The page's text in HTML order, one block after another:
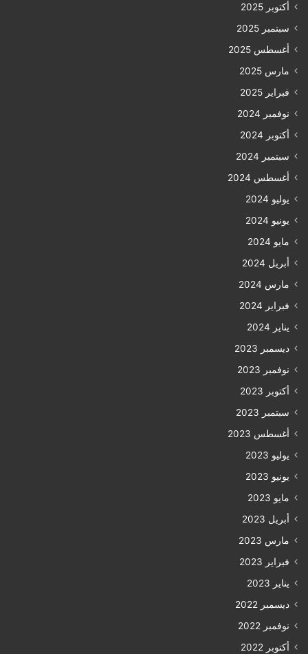
أكتوبر 2025
سبتمبر 2025
أغسطس 2025
مارس 2025
فبراير 2025
نوفمبر 2024
أكتوبر 2024
سبتمبر 2024
أغسطس 2024
يوليو 2024
يونيو 2024
مايو 2024
أبريل 2024
مارس 2024
فبراير 2024
يناير 2024
ديسمبر 2023
نوفمبر 2023
أكتوبر 2023
سبتمبر 2023
أغسطس 2023
يوليو 2023
يونيو 2023
مايو 2023
أبريل 2023
مارس 2023
فبراير 2023
يناير 2023
ديسمبر 2022
نوفمبر 2022
أكتوبر 2022